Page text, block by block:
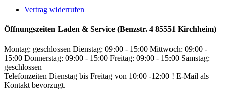
Vertrag widerrufen
Öffnungszeiten Laden & Service (Benzstr. 4 85551 Kirchheim)
Montag: geschlossen Dienstag: 09:00 - 15:00 Mittwoch: 09:00 -
15:00 Donnerstag: 09:00 - 15:00 Freitag: 09:00 - 15:00 Samstag:
geschlossen
Telefonzeiten Dienstag bis Freitag von 10:00 -12:00 ! E-Mail als
Kontakt bevorzugt.